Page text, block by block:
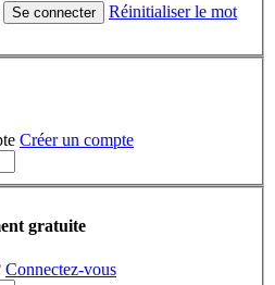
Se connecter
Réinitialiser le mot
Créer un compte
gratuite
Connectez-vous